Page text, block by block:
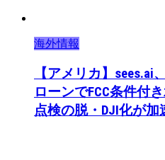
海外情報
【アメリカ】sees.ai
ローンでFCC条件付
点検の脱・DJI化が加